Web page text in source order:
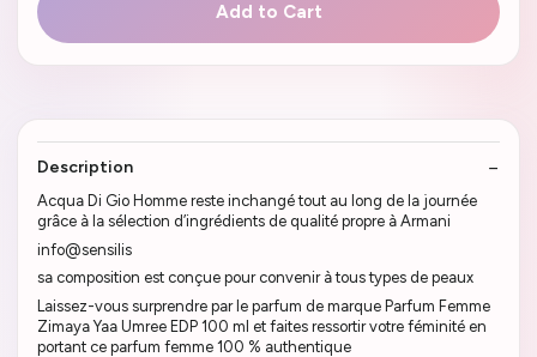
Add to Cart
Description
Acqua Di Gio Homme reste inchangé tout au long de la journée
grâce à la sélection d’ingrédients de qualité propre à Armani
info@sensilis
sa composition est conçue pour convenir à tous types de peaux
Laissez-vous surprendre par le parfum de marque Parfum Femme
Zimaya Yaa Umree EDP 100 ml et faites ressortir votre féminité en
portant ce parfum femme 100 % authentique